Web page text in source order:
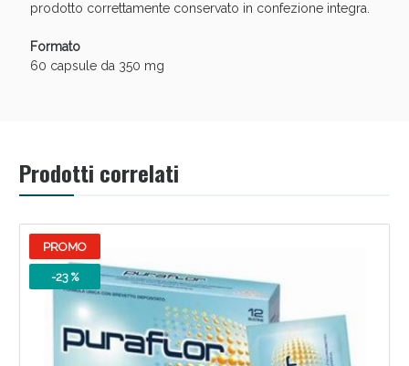
prodotto correttamente conservato in confezione integra.
Formato
60 capsule da 350 mg
Prodotti correlati
PROMO
-23 %